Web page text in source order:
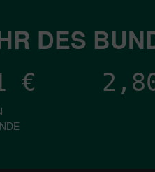
DES
€